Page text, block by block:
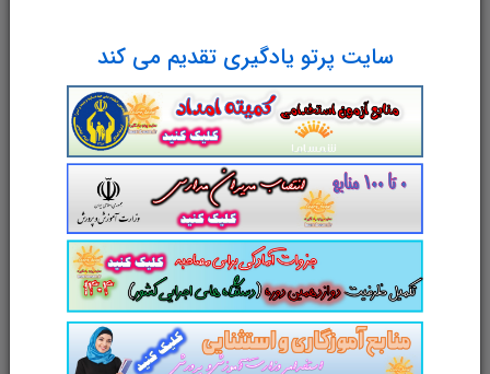
سایت پرتو یادگیری تقدیم می کند
نام و نام خانوادگی
پست الکترونیک
آدرس وب‌سایت